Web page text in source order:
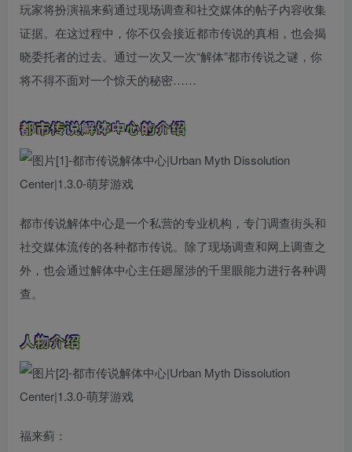
玩家将扮演福来蓟通过现场调查和社交媒体的帖子内容收集
证据。在这过程中，你不仅会接近都市传说的真相，也会揭
晓委托者的过去。通过一次又一次“解体”都市传说之谜，你
将不得不面对一个惊天的秘密……
都市传说解体中心是一个私营的专业机构，专门调查街头和
社交媒体流传的各种都市传说。除了现场调查和网上调查之
外，也会通过解体中心主任廻屋涉的千里眼能力进行各种调
查。
福来蓟：